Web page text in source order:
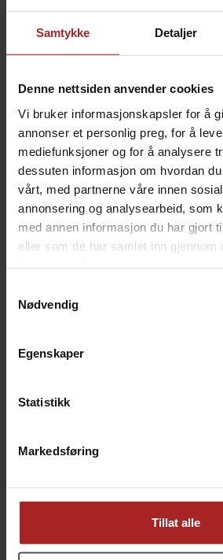
Samtykke Detaljer
Denne nettsiden anvender cookies
Vi bruker informasjonskapsler for å
annonser et personlig preg, for å
mediefunksjoner og for å analysere
dessuten informasjon om hvordan
vårt, med partnerne våre innen
annonsering og analysearbeid, som
med annen informasjon du har gjort
eller som de har samlet inn gjennom
Nødvendig
Egenskaper
Statistikk
Markedsføring
Tillat alle
ball lock med skumkontroll!
7 mm slangenippel Høy